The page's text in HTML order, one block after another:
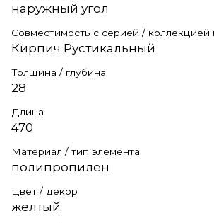
наружный угол
Совместимость с серией / коллекцией
Кирпич Рустикальный
Толщина / глубина
28
Длина
470
Материал / тип элемента
полипропилен
Цвет / декор
желтый